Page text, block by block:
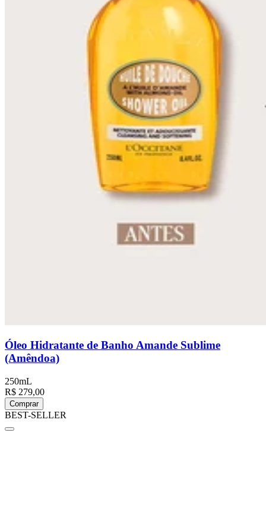
Óleo Hidratante de Banho Amande Sublime
(Amêndoa)
250mL
R$ 279,00
Comprar
BEST-SELLER